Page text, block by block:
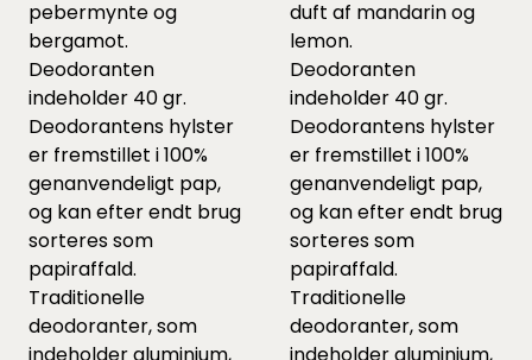
pebermynte og
bergamot.
Deodoranten
indeholder 40 gr.
Deodorantens hylster
er fremstillet i 100%
genanvendeligt pap,
og kan efter endt brug
sorteres som
papiraffald.
Traditionelle
deodoranter, som
indeholder aluminium,
duft af mandarin og
lemon.
Deodoranten
indeholder 40 gr.
Deodorantens hylster
er fremstillet i 100%
genanvendeligt pap,
og kan efter endt brug
sorteres som
papiraffald.
Traditionelle
deodoranter, som
indeholder aluminium,